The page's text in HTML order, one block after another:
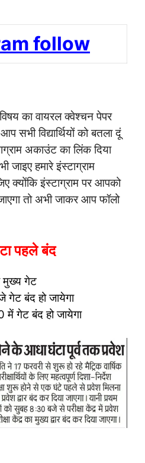
follow
का वायरल क्वेश्चन पेपर
सभी विद्यार्थियों को बतला दूं
अकाउंट का लिंक दिया
जाइए हमारे इंस्टाग्राम
क्योंकि इंस्टाग्राम पर आपको
तो अभी जाकर आप फॉलो
पहले बंद
मुख्य गेट
गेट बंद हो जायेगा
में गेट बंद हो जायेगा